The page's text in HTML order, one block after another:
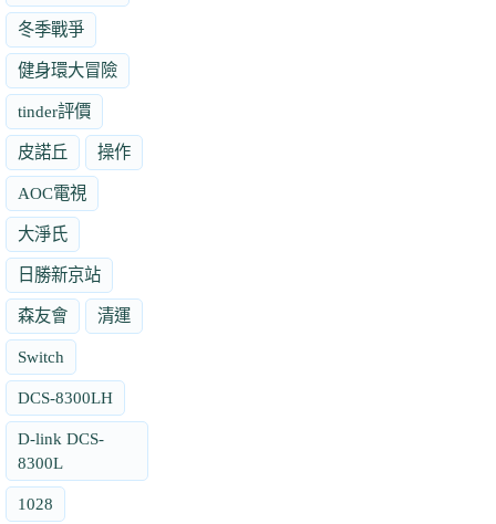
冬季戰爭
健身環大冒險
tinder評價
皮諾丘 操作
AOC電視
大淨氏
日勝新京站
森友會 清運
Switch
DCS-8300LH
D-link DCS-
8300L
1028